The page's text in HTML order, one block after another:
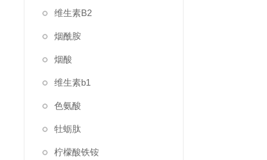
维生素B2
烟酰胺
烟酸
维生素b1
色氨酸
牡蛎肽
柠檬酸铁铵